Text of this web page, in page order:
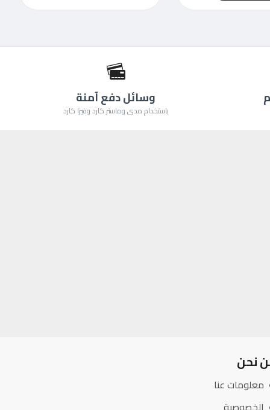
وسائل دفع آمنة
باستخدام مدى وماستر كارد وفيزا كارد
نحن
معلومات عنا